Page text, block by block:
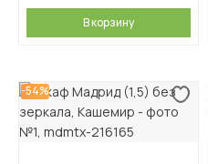
В корзину
-54%